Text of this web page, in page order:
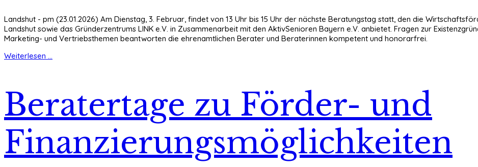
Landshut - pm (23.01.2026) Am Dienstag, 3. Februar, findet von 13 Uhr bis 15 Uhr der nächste Beratungstag statt, den die
Landshut sowie das Gründerzentrums LINK e.V. in Zusammenarbeit mit den AktivSenioren Bayern e.V. anbietet. Fragen zur
Marketing- und Vertriebsthemen beantworten die ehrenamtlichen Berater und Beraterinnen kompetent und honorarfrei.
Weiterlesen ...
Beratertage zu Förder- und
Finanzierungsmöglichkeiten